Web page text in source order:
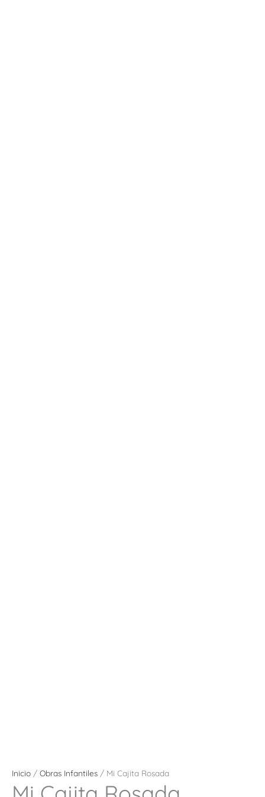
Inicio / Obras Infantiles / Mi Cajita Rosada